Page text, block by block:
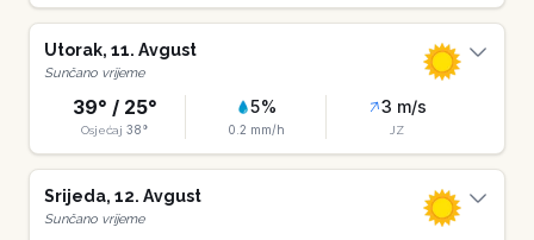
Utorak, 11. Avgust
Sunčano vrijeme
39° / 25°
Osjećaj 38°
5%
0.2 mm/h
3 m/s
JZ
Srijeda, 12. Avgust
Sunčano vrijeme